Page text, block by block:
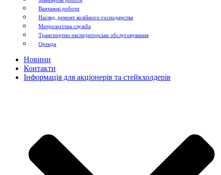
Вантажні роботи
Нагляд, ремонт колійного господарства
Метрологічна служба
Транспортно-експедиторське обслуговування
Оренда
Новини
Контакти
Інформація для акціонерів та стейкхолдерів